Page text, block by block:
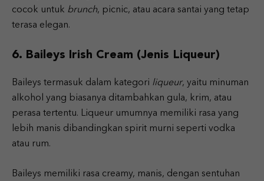
cocok untuk brunch, picnic, atau acara santai yang tetap
terasa elegan.
6. Baileys Irish Cream (Jenis Liqueur)
Baileys termasuk dalam kategori liqueur, yaitu minuman
alkohol yang biasanya ditambahkan gula, krim, atau
perasa tertentu. Liqueur umumnya memiliki rasa yang
lebih manis dibandingkan spirit murni seperti vodka
atau rum.
Baileys memiliki rasa creamy, manis, dengan sentuhan